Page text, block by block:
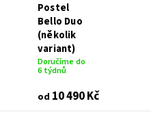
Postel
Bello Duo
(několik
variant)
Doručíme do
6 týdnů
od 10 490 Kč